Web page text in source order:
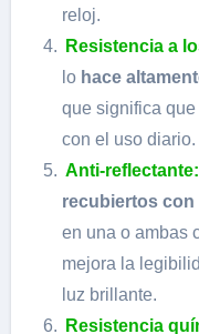
reloj.
Resistencia a
lo hace
que significa
con el uso
Anti-reflectante:
recubiertos con
en una o ambas
mejora la
luz brillante.
Resistencia